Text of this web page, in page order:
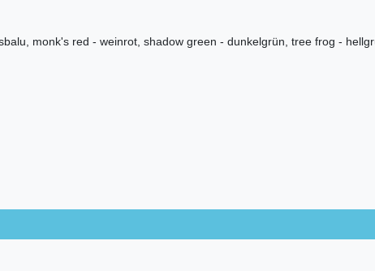
monk's red - weinrot, shadow green - dunkelgrün, tree frog -